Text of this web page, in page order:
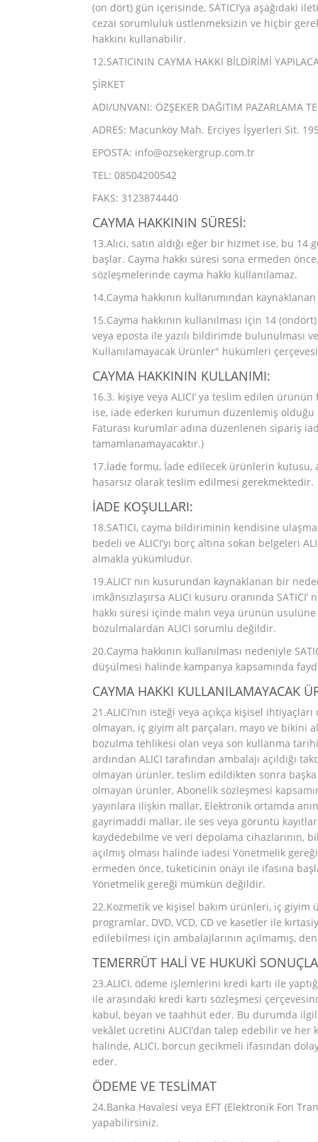
(on dört) gün içerisinde, SATICI’ya aşağıdaki
cezai sorumluluk üstlenmeksizin ve hiçbir
hakkını kullanabilir.
12.SATICININ CAYMA HAKKI BİLDİRİMİ
ŞİRKET
ADI/UNVANI: ÖZŞEKER DAĞITIM PAZARLAMA
ADRES: Macunköy Mah. Erciyes İşyerleri Sit.
EPOSTA: info@ozsekergrup.com.tr
TEL: 08504200542
FAKS: 3123874440
CAYMA HAKKININ SÜRESİ:
13.Alıcı, satın aldığı eğer bir hizmet ise, bu
başlar. Cayma hakkı süresi sona ermeden
sözleşmelerinde cayma hakkı kullanılamaz.
14.Cayma hakkının kullanımından
15.Cayma hakkının kullanılması için 14
veya eposta ile yazılı bildirimde bulunulması
Kullanılamayacak Ürünler" hükümleri
CAYMA HAKKININ KULLANIMI:
16.3. kişiye veya ALICI’ ya teslim edilen
ise, iade ederken kurumun düzenlemiş
Faturası kurumlar adına düzenlenen sipariş
tamamlanamayacaktır.)
17.İade formu, İade edilecek ürünlerin kutusu,
hasarsız olarak teslim edilmesi gerekmektedir.
İADE KOŞULLARI:
18.SATICI, cayma bildiriminin kendisine
bedeli ve ALICI’yı borç altına sokan belgeleri
almakla yükümlüdür.
19.ALICI’ nın kusurundan kaynaklanan bir
imkânsızlaşırsa ALICI kusuru oranında
hakkı süresi içinde malın veya ürünün
bozulmalardan ALICI sorumlu değildir.
20.Cayma hakkının kullanılması nedeniyle
düşülmesi halinde kampanya kapsamında
CAYMA HAKKI KULLANILAMAYACAK
21.ALICI’nın isteği veya açıkça kişisel
olmayan, iç giyim alt parçaları, mayo ve bikini
bozulma tehlikesi olan veya son kullanma
ardından ALICI tarafından ambalajı açıldığı
olmayan ürünler, teslim edildikten sonra başka
olmayan ürünler, Abonelik sözleşmesi
yayınlara ilişkin mallar, Elektronik ortamda
gayrimaddi mallar, ile ses veya görüntü
kaydedebilme ve veri depolama cihazlarının,
açılmış olması halinde iadesi Yönetmelik
ermeden önce, tüketicinin onayı ile ifasına
Yönetmelik gereği mümkün değildir.
22.Kozmetik ve kişisel bakım ürünleri, iç giyim
programlar, DVD, VCD, CD ve kasetler ile
edilebilmesi için ambalajlarının açılmamış,
TEMERRÜT HALİ VE HUKUKİ
23.ALICI, ödeme işlemlerini kredi kartı ile
ile arasındaki kredi kartı sözleşmesi
kabul, beyan ve taahhüt eder. Bu durumda
vekâlet ücretini ALICI’dan talep edebilir ve her
halinde, ALICI, borcun gecikmeli ifasından
eder.
ÖDEME VE TESLİMAT
24.Banka Havalesi veya EFT (Elektronik Fon
yapabilirsiniz.